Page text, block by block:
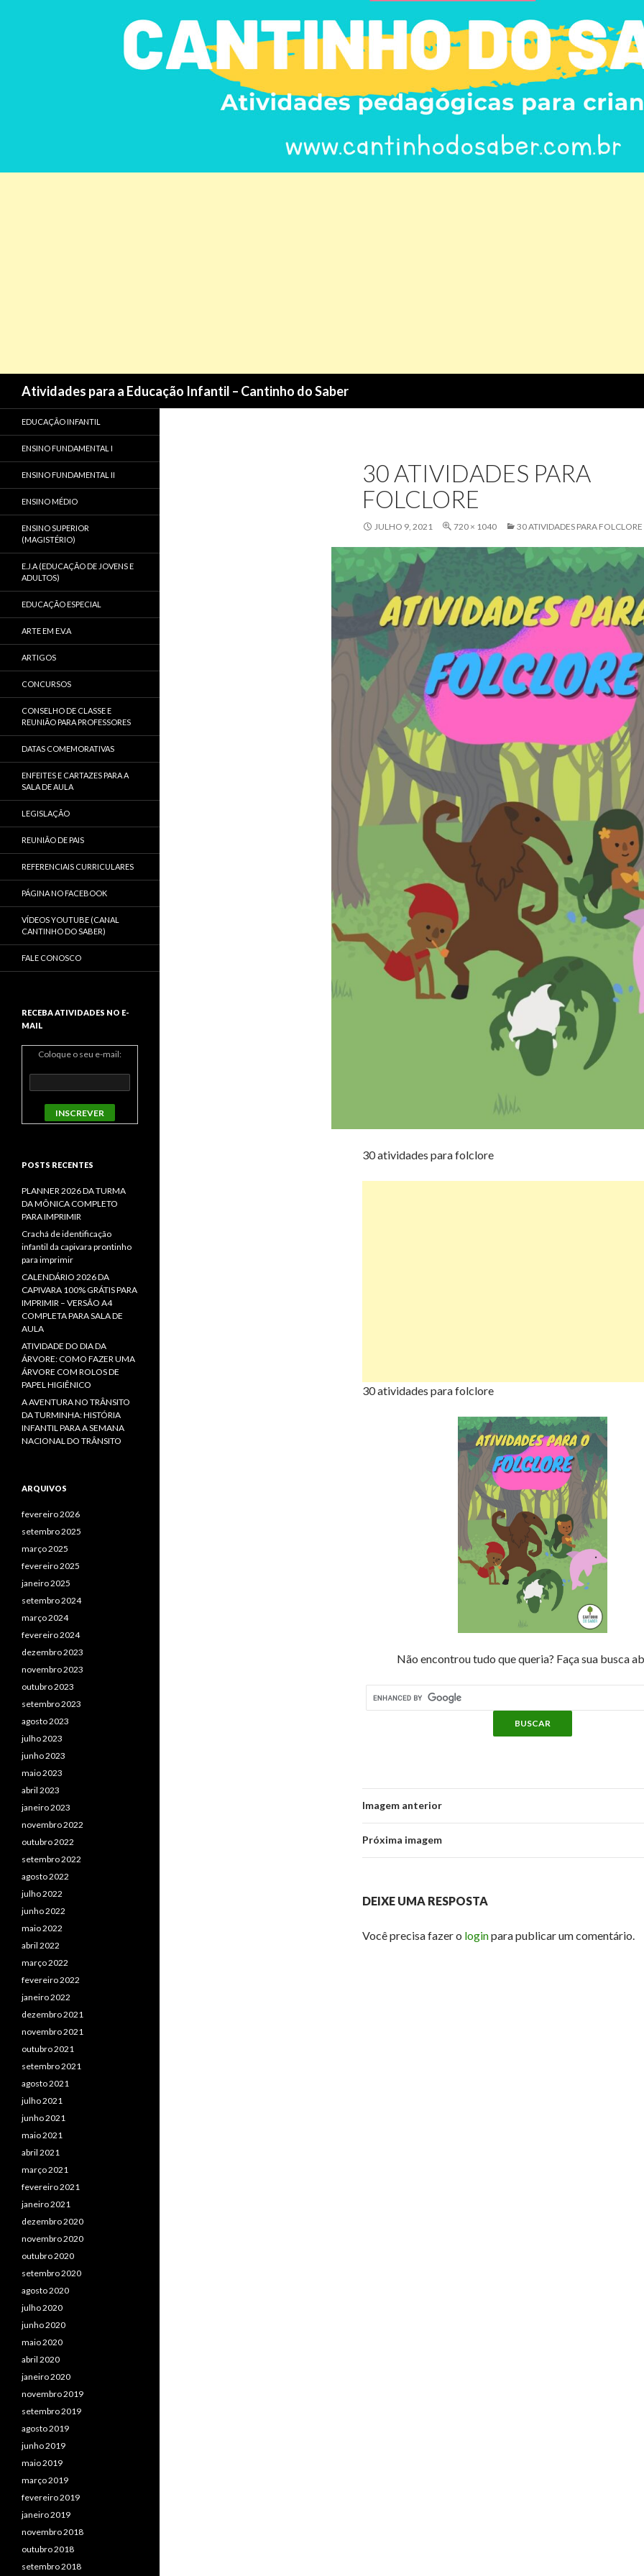
Atividades para a Educação Infantil – Cantinho do Saber
30 ATIVIDADES PARA
FOLCLORE
JULHO 9, 2021 720 × 1040 30 ATIVIDADES PARA FOLCLORE
30 atividades para folclore
30 atividades para folclore
Não encontrou tudo que queria? Faça sua busca
Imagem anterior
Próxima imagem
DEIXE UMA RESPOSTA
Você precisa fazer o loginpara publicar um comentário.
EDUCAÇÃO INFANTIL
ENSINO FUNDAMENTAL I
ENSINO FUNDAMENTAL II
ENSINO MÉDIO
ENSINO SUPERIOR
(MAGISTÉRIO)
E.J.A (EDUCAÇÃO DE JOVENS E
ADULTOS)
EDUCAÇÃO ESPECIAL
ARTE EM E.V.A
ARTIGOS
CONCURSOS
CONSELHO DE CLASSE E
REUNIÃO PARA PROFESSORES
DATAS COMEMORATIVAS
ENFEITES E CARTAZES PARA A
SALA DE AULA
LEGISLAÇÃO
REUNIÃO DE PAIS
REFERENCIAIS CURRICULARES
PÁGINA NO FACEBOOK
VÍDEOS YOUTUBE (CANAL
CANTINHO DO SABER)
FALE CONOSCO
RECEBA ATIVIDADES NO E-
MAIL
Coloque o seu e-mail:
POSTS RECENTES
PLANNER 2026 DA TURMA
DA MÔNICA COMPLETO
PARA IMPRIMIR
Crachá de identificação
infantil da capivara prontinho
para imprimir
CALENDÁRIO 2026 DA
CAPIVARA 100% GRÁTIS PARA
IMPRIMIR – VERSÃO A4
COMPLETA PARA SALA DE
AULA
ATIVIDADE DO DIA DA
ÁRVORE: COMO FAZER UMA
ÁRVORE COM ROLOS DE
PAPEL HIGIÊNICO
A AVENTURA NO TRÂNSITO
DA TURMINHA: HISTÓRIA
INFANTIL PARA A SEMANA
NACIONAL DO TRÂNSITO
ARQUIVOS
fevereiro 2026
setembro 2025
março 2025
fevereiro 2025
janeiro 2025
setembro 2024
março 2024
fevereiro 2024
dezembro 2023
novembro 2023
outubro 2023
setembro 2023
agosto 2023
julho 2023
junho 2023
maio 2023
abril 2023
janeiro 2023
novembro 2022
outubro 2022
setembro 2022
agosto 2022
julho 2022
junho 2022
maio 2022
abril 2022
março 2022
fevereiro 2022
janeiro 2022
dezembro 2021
novembro 2021
outubro 2021
setembro 2021
agosto 2021
julho 2021
junho 2021
maio 2021
abril 2021
março 2021
fevereiro 2021
janeiro 2021
dezembro 2020
novembro 2020
outubro 2020
setembro 2020
agosto 2020
julho 2020
junho 2020
maio 2020
abril 2020
janeiro 2020
novembro 2019
setembro 2019
agosto 2019
junho 2019
maio 2019
março 2019
fevereiro 2019
janeiro 2019
novembro 2018
outubro 2018
setembro 2018